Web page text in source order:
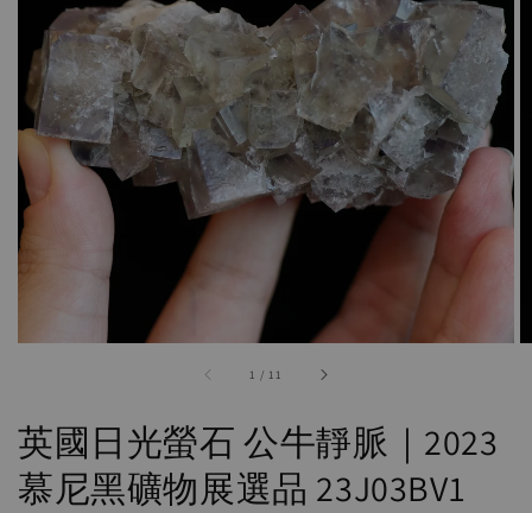
1 /accessibility.of
11
英國日光螢石 公牛靜脈｜2023
慕尼黑礦物展選品 23J03BV1